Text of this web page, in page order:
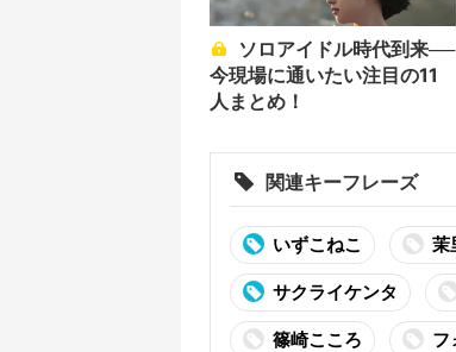
今現場に通いたい注目の11
人まとめ！
関連キーフレーズ
いずこねこ 茉
サクライケンタ
篠崎こころ フ